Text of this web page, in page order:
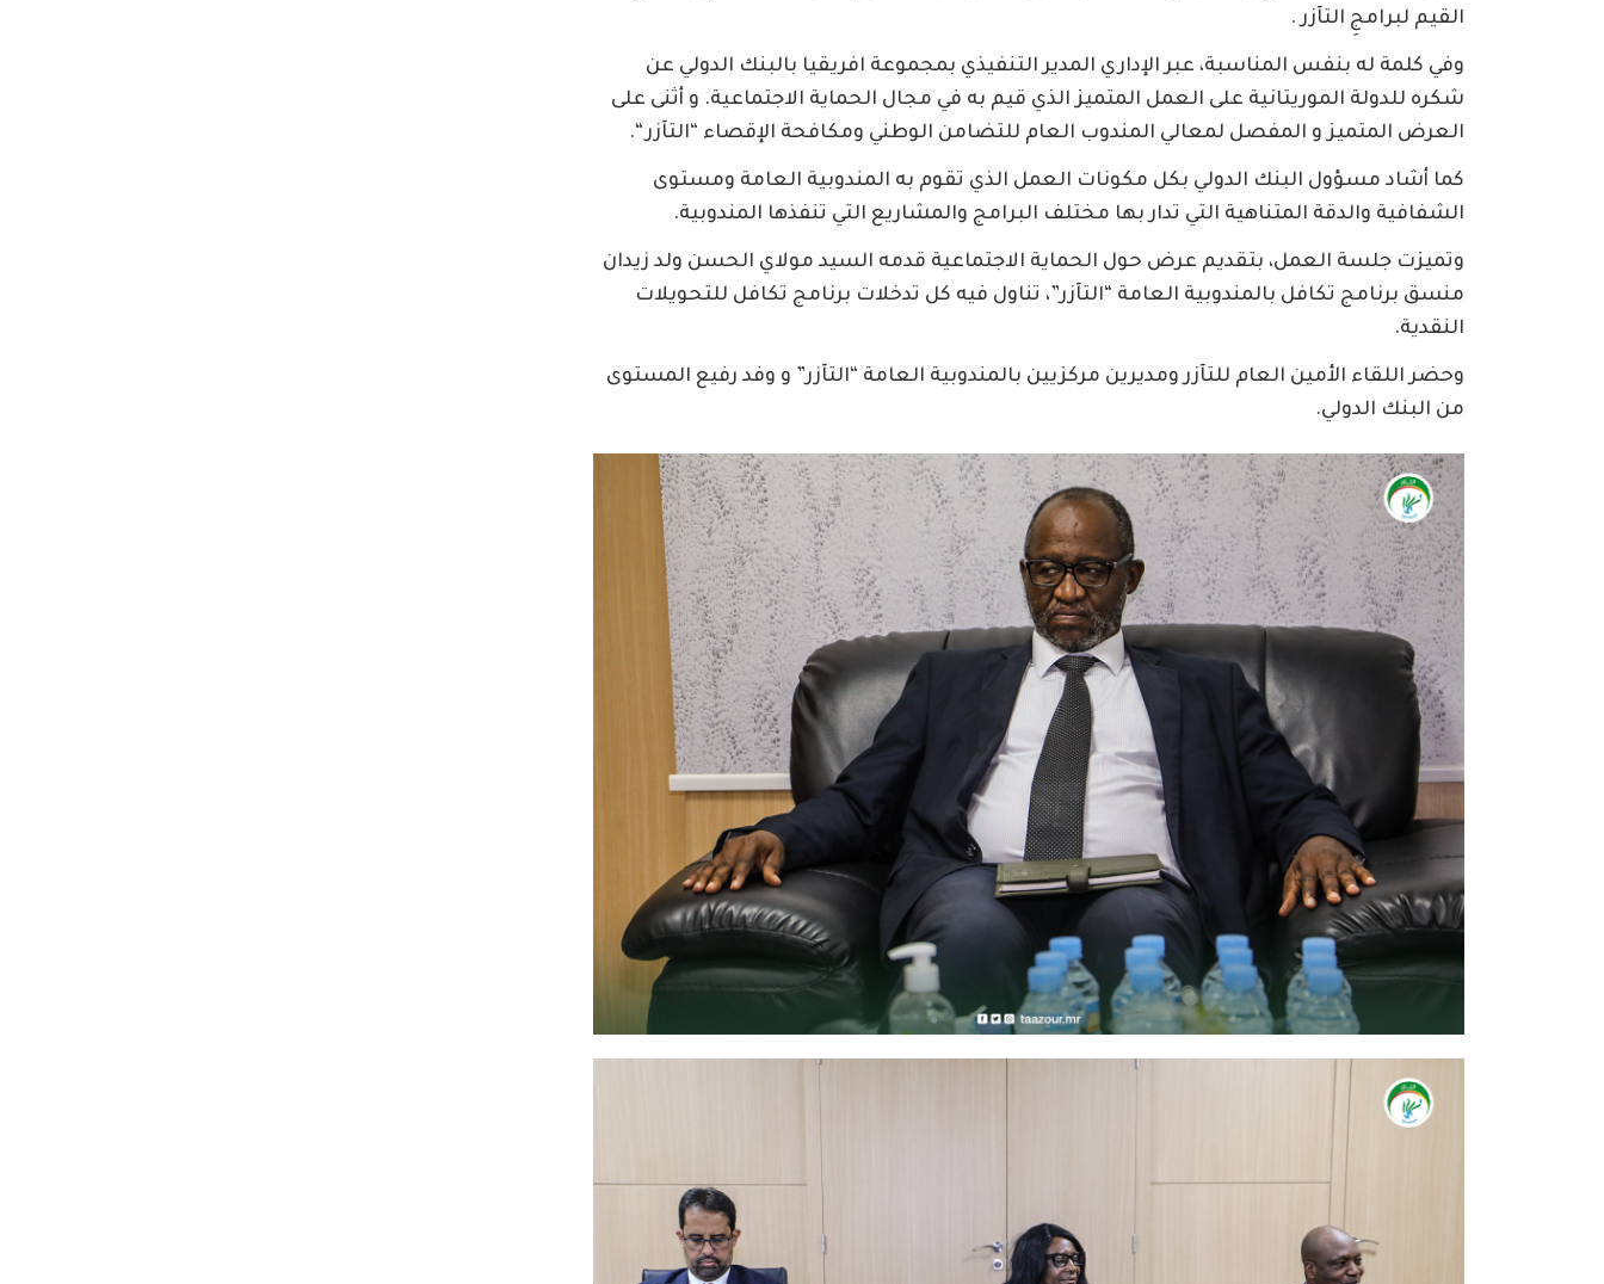
القيم لبرامجِ التآزر .
وفي كلمة له بنفس المناسبة، عبر الإداري المدير التنفيذي بمجموعة افريقيا بالبنك الدولي عن
شكره للدولة الموريتانية على العمل المتميز الذي قيم به في مجال الحماية الاجتماعية. و أثنى على
العرض المتميز و المفصل لمعالي المندوب العام للتضامن الوطني ومكافحة الإقصاء “التآزر “.
كما أشاد مسؤول البنك الدولي بكل مكونات العمل الذي تقوم به المندوبية العامة ومستوى
الشفافية والدقة المتناهية التي تدار بها مختلف البرامج والمشاريع التي تنفذها المندوبية.
وتميزت جلسة العمل، بتقديم عرض حول الحماية الاجتماعية قدمه السيد مولاي الحسن ولد زيدان
منسق برنامج تكافل بالمندوبية العامة “التآزر”، تناول فيه كل تدخلات برنامج تكافل للتحويلات
النقدية.
وحضر اللقاء الأمين العام للتآزر ومديرين مركزيين بالمندوبية العامة “التآزر” و وفد رفيع المستوى
من البنك الدولي.